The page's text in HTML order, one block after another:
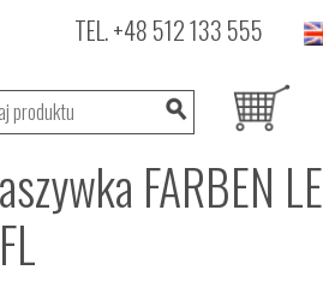
TEL.+48 512 133 555
FARBEN